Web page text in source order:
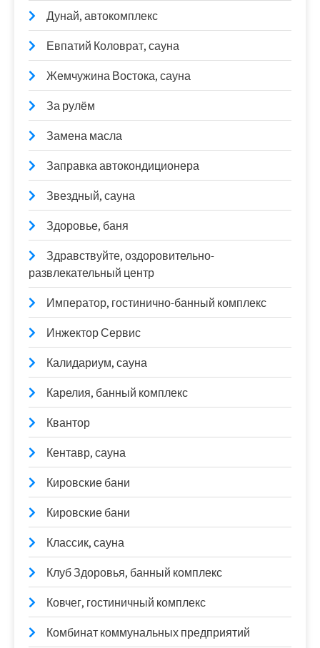
Дунай, автокомплекс
Евпатий Коловрат, сауна
Жемчужина Востока, сауна
За рулём
Замена масла
Заправка автокондиционера
Звездный, сауна
Здоровье, баня
Здравствуйте, оздоровительно-
развлекательный центр
Император, гостинично-банный комплекс
Инжектор Сервис
Калидариум, сауна
Карелия, банный комплекс
Квантор
Кентавр, сауна
Кировские бани
Кировские бани
Классик, сауна
Клуб Здоровья, банный комплекс
Ковчег, гостиничный комплекс
Комбинат коммунальных предприятий